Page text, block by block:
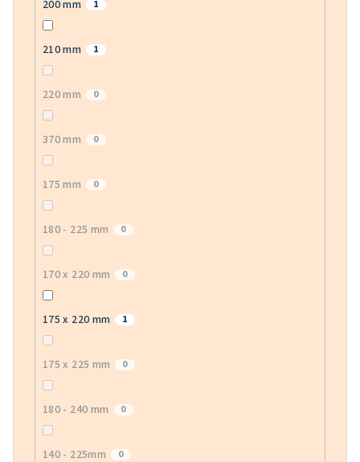
200 mm 1
210 mm 1
220 mm 0
370 mm 0
175 mm 0
180 - 225 mm 0
170 x 220 mm 0
175 x 220 mm 1
175 x 225 mm 0
180 - 240 mm 0
140 - 225mm 0